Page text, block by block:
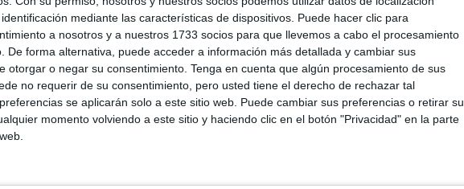
mediante las características de dispositivos. Puede hacer clic para
a nosotros y a nuestros 1733 socios para que llevemos a cabo el procesamiento
De forma alternativa, puede acceder a información más detallada y cambiar sus
otorgar o negar su consentimiento. Tenga en cuenta que algún procesamiento de sus
no requerir de su consentimiento, pero usted tiene el derecho de rechazar tal
se aplicarán solo a este sitio web. Puede cambiar sus preferencias o retirar su
momento volviendo a este sitio y haciendo clic en el botón "Privacidad" en la parte
hacia el resto de partidos
que elGobiernode la Ciudad haya dejado
a todas las formaciones de la oposición".